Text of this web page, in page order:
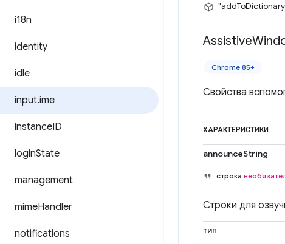
i18n
identity
idle
input.ime
instanceID
loginState
management
mimeHandler
notifications
Assistive
Chrome 85+
Свойства
ХАРАКТЕРИСТИКИ
announceString
строка
Строки для
тип